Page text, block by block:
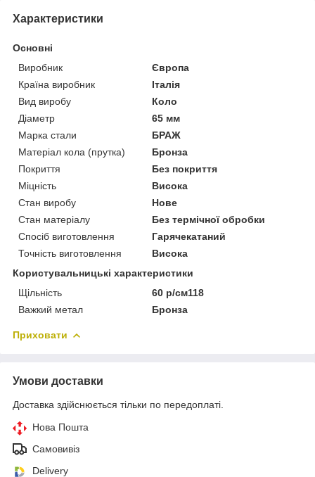
Характеристики
Основні
Виробник
Європа
Країна виробник
Італія
Вид виробу
Коло
Діаметр
65 мм
Марка стали
БРАЖ
Матеріал кола (прутка)
Бронза
Покриття
Без покриття
Міцність
Висока
Стан виробу
Нове
Стан матеріалу
Без термічної обробки
Спосіб виготовлення
Гарячекатаний
Точність виготовлення
Висока
Користувальницькі характеристики
Щільність
60 р/см118
Важкий метал
Бронза
Приховати
Умови доставки
Доставка здійснюється тільки по передоплаті.
Нова Пошта
Самовивіз
Delivery